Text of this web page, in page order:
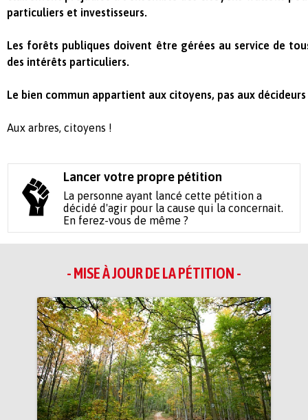
particuliers et investisseurs.
Les forêts publiques doivent être gérées au service de
des intérêts particuliers.
Le bien commun appartient aux citoyens, pas aux
Aux arbres, citoyens !
Lancer votre propre pétition
La personne ayant lancé cette pétition a
décidé d'agir pour la cause qui la concernait.
En ferez-vous de même ?
- MISE À JOUR DE LA PÉTITION -